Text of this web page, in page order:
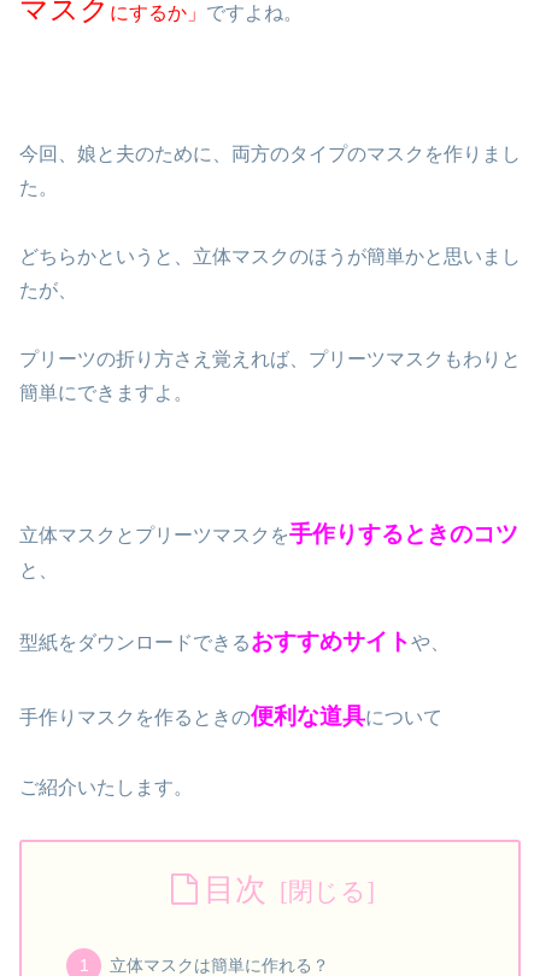
マスク にするか」 ですよね。
今回、娘と夫のために、両方のタイプのマスクを作りまし
た。
どちらかというと、立体マスクのほうが簡単かと思いまし
たが、
プリーツの折り方さえ覚えれば、プリーツマスクもわりと
簡単にできますよ。
立体マスクとプリーツマスクを手作りするときのコツ
と、
型紙をダウンロードできるおすすめサイトや、
手作りマスクを作るときの便利な道具について
ご紹介いたします。
目次
立体マスクは簡単に作れる？